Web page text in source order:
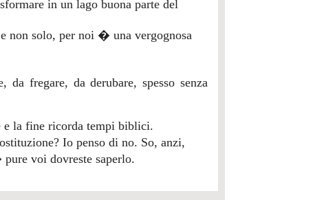
in un lago buona parte del
non solo, per noi � una vergognosa
fregare, da derubare, spesso senza
e la fine ricorda tempi biblici.
Io penso di no. So, anzi,
voi dovreste saperlo.